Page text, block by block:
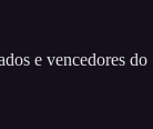
e vencedores